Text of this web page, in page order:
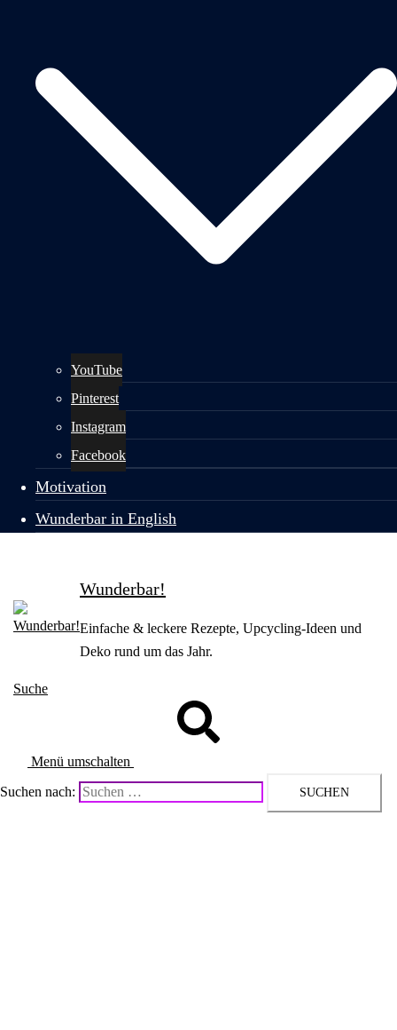
YouTube
Pinterest
Instagram
Facebook
Motivation
Wunderbar in English
Wunderbar!
Einfache & leckere Rezepte, Upcycling-Ideen und
Deko rund um das Jahr.
Suche
Menü umschalten
Suchen nach: